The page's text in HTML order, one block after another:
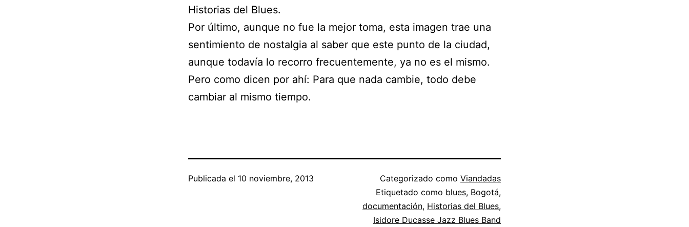
Historias del Blues.
Por último, aunque no fue la mejor toma, esta imagen trae una
sentimiento de nostalgia al saber que este punto de la ciudad,
aunque todavía lo recorro frecuentemente, ya no es el mismo.
Pero como dicen por ahí: Para que nada cambie, todo debe
cambiar al mismo tiempo.
Publicada el 10 noviembre, 2013 Categorizado como Viandadas
Etiquetado como blues, Bogotá,
documentación, Historias del Blues,
Isidore Ducasse Jazz Blues Band